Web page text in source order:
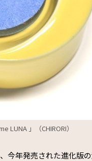
LUNA 」（CHIRORI）
今年発売された進化版